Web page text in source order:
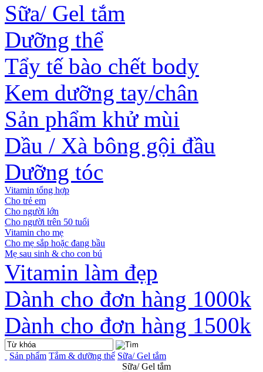
Sữa/ Gel tắm
Dưỡng thể
Tẩy tế bào chết body
Kem dưỡng tay/chân
Sản phẩm khử mùi
Dầu / Xà bông gội đầu
Dưỡng tóc
Vitamin tổng hợp
Cho trẻ em
Cho người lớn
Cho người trên 50 tuổi
Vitamin cho mẹ
Cho mẹ sắp hoặc đang bầu
Mẹ sau sinh & cho con bú
Vitamin làm đẹp
Dành cho đơn hàng 1000k
Dành cho đơn hàng 1500k
Sản phẩm Tắm & dưỡng thể Sữa/ Gel tắm
Sữa/ Gel tắm